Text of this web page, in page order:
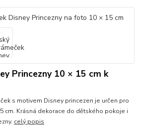
Princezny 10 × 15 cm k
s motivem Disney princezen je určen pro
cm. Krásná dekorace do dětského pokoje i
celý popis